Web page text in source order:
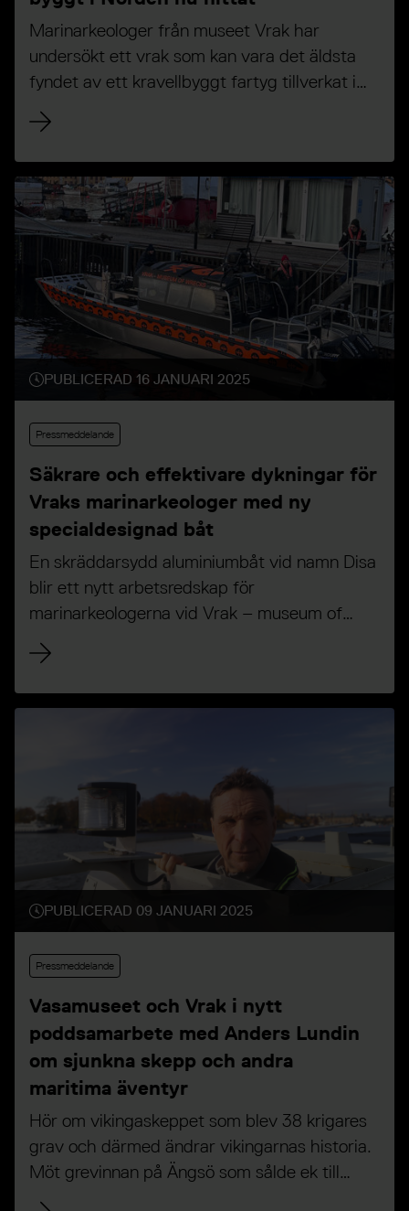
Marinarkeologer från museet Vrak har
undersökt ett vrak som kan vara det äldsta
fyndet av ett kravellbyggt fartyg tillverkat i
Norden.
PUBLICERAD 16 JANUARI 2025
Pressmeddelande
Säkrare och effektivare dykningar för
Vraks marinarkeologer med ny
specialdesignad båt
En skräddarsydd aluminiumbåt vid namn Disa
blir ett nytt arbetsredskap för
marinarkeologerna vid Vrak – museum of
Wrecks
PUBLICERAD 09 JANUARI 2025
Pressmeddelande
Vasamuseet och Vrak i nytt
poddsamarbete med Anders Lundin
om sjunkna skepp och andra
maritima äventyr
Hör om vikingaskeppet som blev 38 krigares
grav och därmed ändrar vikingarnas historia.
Möt grevinnan på Ängsö som sålde ek till
bygget av skeppet Vasa och hennes